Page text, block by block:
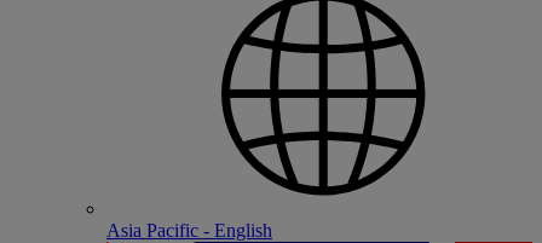
Asia Pacific - English